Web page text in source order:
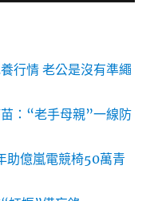
行情 老公是沒有準繩
：“老手母親”一線防
助億嵐電競椅50萬青